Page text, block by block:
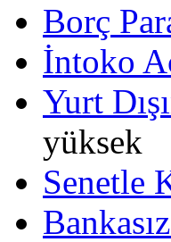
Borç
İntoko
Yurt
yüksek
Senetle